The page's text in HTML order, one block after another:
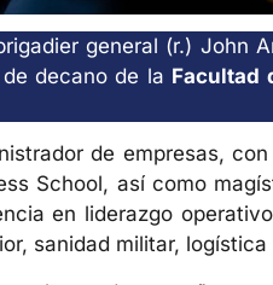
general (r.) John
decano de la Facultad
de empresas,
School, así como
en liderazgo
sanidad militar,